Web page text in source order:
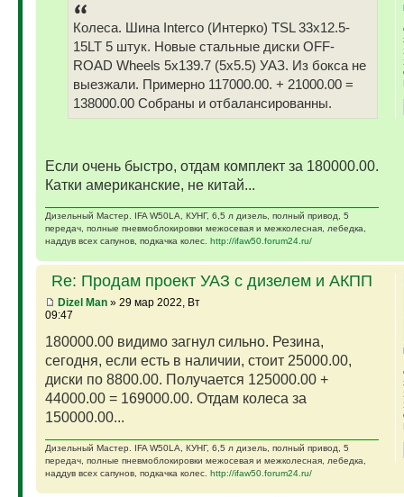
Колеса. Шина Interco (Интерко) TSL 33x12.5-
15LT 5 штук. Новые стальные диски OFF-
ROAD Wheels 5x139.7 (5x5.5) УАЗ. Из бокса не
выезжали. Примерно 117000.00. + 21000.00 =
138000.00 Собраны и отбалансированны.
Если очень быстро, отдам комплект за 180000.00.
Катки американские, не китай...
Дизельный Мастер. IFA W50LA, КУНГ, 6,5 л дизель, полный привод, 5
передач, полные пневмоблокировки межосевая и межколесная, лебедка,
наддув всех сапунов, подкачка колес. http://ifaw50.forum24.ru/
Re: Продам проект УАЗ с дизелем и АКПП
Dizel Man» 29 мар 2022, Вт
09:47
180000.00 видимо загнул сильно. Резина,
сегодня, если есть в наличии, стоит 25000.00,
диски по 8800.00. Получается 125000.00 +
44000.00 = 169000.00. Отдам колеса за
150000.00...
Дизельный Мастер. IFA W50LA, КУНГ, 6,5 л дизель, полный привод, 5
передач, полные пневмоблокировки межосевая и межколесная, лебедка,
наддув всех сапунов, подкачка колес. http://ifaw50.forum24.ru/